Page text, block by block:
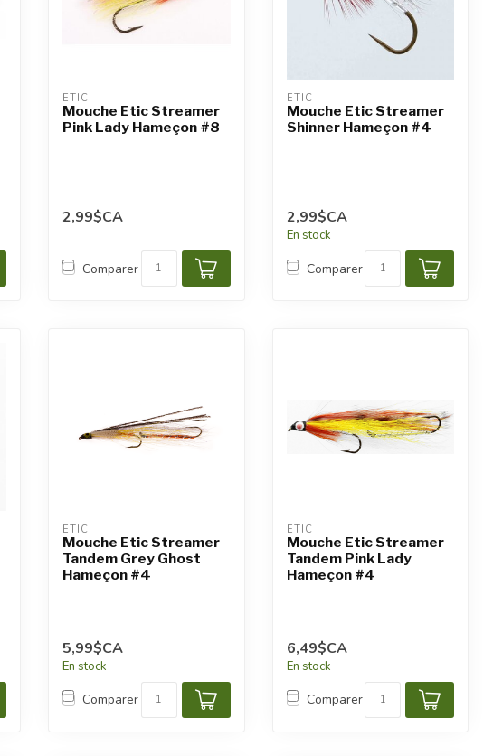
ETIC
Mouche Etic Streamer
Pink Lady Hameçon #8
2,99$CA
Comparer
ETIC
Mouche Etic Streamer
Shinner Hameçon #4
2,99$CA
En stock
Comparer
ETIC
Mouche Etic Streamer
Tandem Grey Ghost
Hameçon #4
5,99$CA
En stock
Comparer
ETIC
Mouche Etic Streamer
Tandem Pink Lady
Hameçon #4
6,49$CA
En stock
Comparer